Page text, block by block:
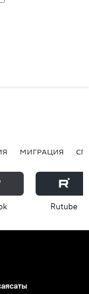
МИГРАЦИЯ
Rutube